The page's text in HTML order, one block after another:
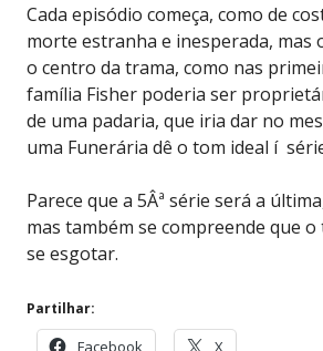
Cada episódio começa, como de
morte estranha e inesperada, mas
o centro da trama, como nas
família Fisher poderia ser
de uma padaria, que iria dar no
uma Funerária dê o tom ideal í
Parece que a 5Âª série será a
mas também se compreende que
se esgotar.
Partilhar:
Facebook X